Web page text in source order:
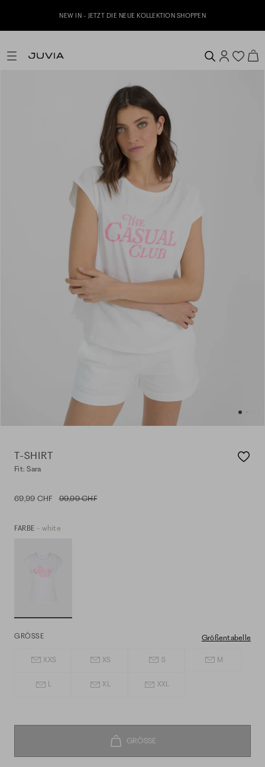
NEW IN - JETZT DIE NEUE KOLLEKTION SHOPPEN
T-SHIRT
Fit: Sara
69,99 CHF 99,99 CHF
FARBE - white
GRÖSSE Größentabelle
XXS XS S M
L XL XXL